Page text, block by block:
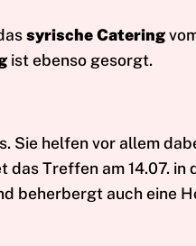
syrische Catering
ist ebenso gesorgt.
Sie helfen vor allem
Treffen am 14.07. in
beherbergt auch eine